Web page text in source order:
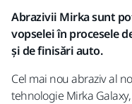
Abrazivii Mirka sunt
vopselei în procesele
și de finisări auto.
Cel mai nou abraziv al
tehnologie Mirka